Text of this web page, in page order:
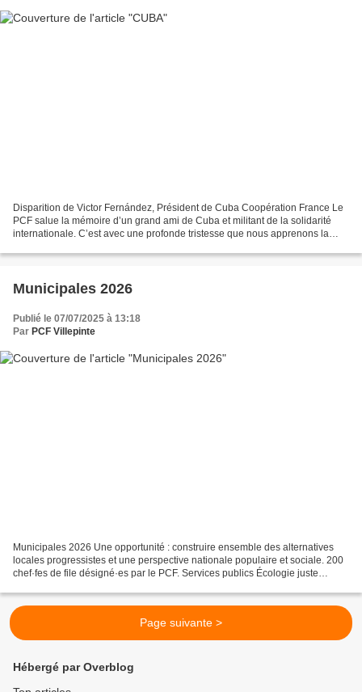
Disparition de Victor Fernández, Président de Cuba Coopération France Le
PCF salue la mémoire d’un grand ami de Cuba et militant de la solidarité
internationale. C’est avec une profonde tristesse que nous apprenons la
Municipales 2026
Publié le 07/07/2025 à 13:18
Par PCF Villepinte
Municipales 2026 Une opportunité : construire ensemble des alternatives
locales progressistes et une perspective nationale populaire et sociale. 200
chef·fes de file désigné·es par le PCF. Services publics Écologie juste
Page suivante >
Hébergé par Overblog